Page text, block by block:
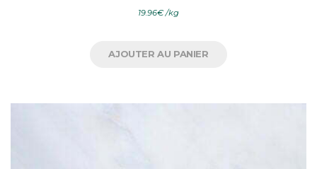
19.96€ /kg
AJOUTER AU PANIER